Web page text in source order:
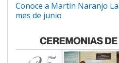
Conoce a Martin Naranjo
mes de junio